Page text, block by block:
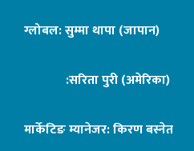
ग्लोबल: सुम्मा थापा (जापान)
:सरिता पुरी (अमेरिका)
मार्केटिङ म्यानेजर: किरण बस्नेत